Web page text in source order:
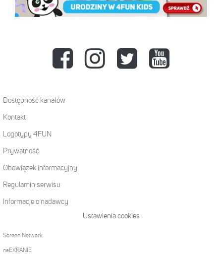
Dostępność kanałów
Kontakt
Logotypy 4FUN
Prywatność
Obowiązek informacyjny
Regulamin serwisu
Informacje o nadawcy
Ustawienia cookies
Screen Network
naEKRANIE